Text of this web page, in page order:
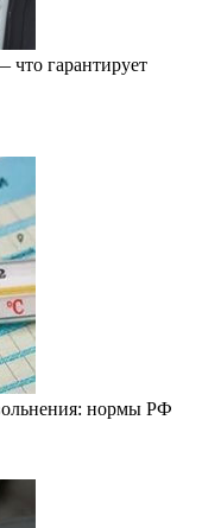
что гарантирует
нормы РФ